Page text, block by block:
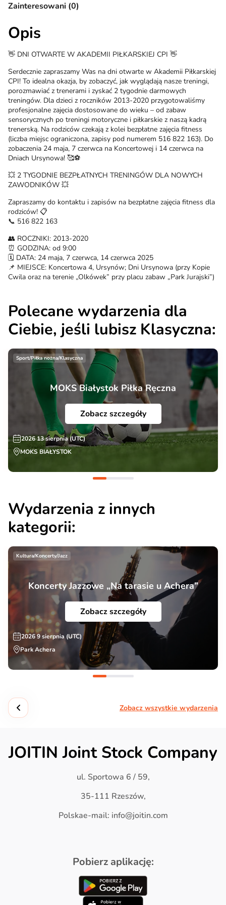
Zainteresowani (0)
Opis
👋 DNI OTWARTE W AKADEMII PIŁKARSKIEJ CPI 👋
Serdecznie zapraszamy Was na dni otwarte w Akademii Piłkarskiej
CPI! To idealna okazja, by zobaczyć, jak wyglądają nasze treningi,
porozmawiać z trenerami i zyskać 2 tygodnie darmowych
treningów. Dla dzieci z roczników 2013-2020 przygotowaliśmy
profesjonalne zajęcia dostosowane do wieku – od zabaw
sensorycznych po treningi motoryczne i piłkarskie z naszą kadrą
trenerską. Na rodziców czekają z kolei bezpłatne zajęcia fitness
(liczba miejsc ograniczona, zapisy pod numerem 516 822 163). Do
zobaczenia 24 maja, 7 czerwca na Koncertowej i 14 czerwca na
Dniach Ursynowa! 🥰⚽️
💥 2 TYGODNIE BEZPŁATNYCH TRENINGÓW DLA NOWYCH
ZAWODNIKÓW 💥
Zapraszamy do kontaktu i zapisów na bezpłatne zajęcia fitness dla
rodziców! 📋
📞 516 822 163
👥️ ROCZNIKI: 2013-2020
⏰️ GODZINA: od 9:00
🗓️ DATA: 24 maja, 7 czerwca, 14 czerwca 2025
📌 MIEJSCE: Koncertowa 4, Ursynów; Dni Ursynowa (przy Kopie
Cwila oraz na terenie „Olkówek” przy placu zabaw „Park Jurajski”)
Polecane wydarzenia dla
Ciebie, jeśli lubisz Klasyczna:
Sport/Piłka nożna/Klasyczna
MOKS Białystok Piłka Ręczna
Zobacz szczegóły
2026 13 sierpnia (UTC)
MOKS BIAŁYSTOK
Wydarzenia z innych
kategorii:
Kultura/Koncerty/Jazz
Koncerty Jazzowe „Na tarasie u Achera”
Zobacz szczegóły
2026 9 sierpnia (UTC)
Park Achera
Zobacz wszystkie wydarzenia
JOITIN Joint Stock Company
ul. Sportowa 6 / 59,
35-111 Rzeszów,
Polskae-mail: info@joitin.com
Pobierz aplikację: